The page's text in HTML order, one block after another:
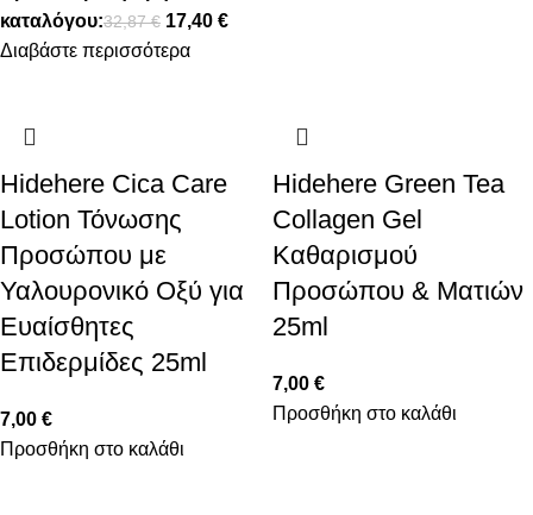
καταλόγου:32,87€ 17,40 €
Διαβάστε περισσότερα
Hidehere Cica Care
Lotion Τόνωσης
Προσώπου με
Υαλουρονικό Οξύ για
Ευαίσθητες
Επιδερμίδες 25ml
7,00 €
Προσθήκη στο καλάθι
Hidehere Green Tea
Collagen Gel
Καθαρισμού
Προσώπου & Ματιών
25ml
7,00 €
Προσθήκη στο καλάθι